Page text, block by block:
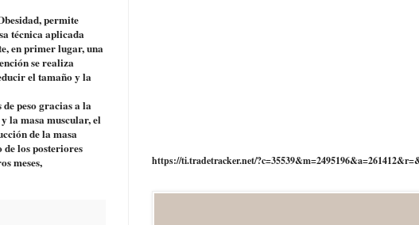
permite
técnica aplicada
en primer lugar, una
se realiza
el tamaño y la
peso gracias a la
la masa muscular, el
de la masa
de los posteriores
meses,
https://ti.tradetracker.net/